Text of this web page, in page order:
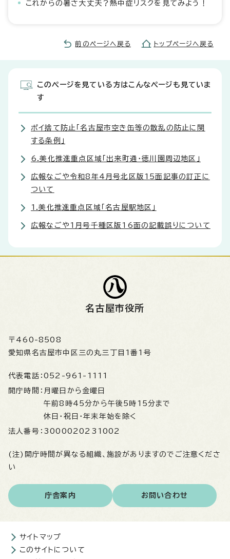
これからの暑さ大丈夫？熱中症リスクを見てみよう！
前のページへ戻る トップページへ戻る
このページを見ている方はこんなページも見ていま
す
ポイ捨て防止「名古屋市空き缶等の散乱の防止に関
する条例」
6.美化推進重点区域「出来町通・徳川園周辺地区」
広報なごや令和8年4月号北区版15面記事の訂正に
ついて
1.美化推進重点区域「名古屋駅地区」
広報なごや1月号千種区版16面の記載誤りについて
名古屋市役所
〒460-8508
愛知県名古屋市中区三の丸三丁目1番1号
代表電話： 052-961-1111
開庁時間： 月曜日から金曜日
午前8時45分から午後5時15分まで
休日・祝日・年末年始を除く
法人番号： 3000020231002
(注)開庁時間が異なる組織、施設がありますのでご注意くださ
い
庁舎案内 お問い合わせ
サイトマップ
このサイトについて